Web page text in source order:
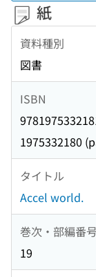
紙
資料種別
図書
ISBN
1975332180
タイトル
Accel world.
巻次・部編番
19